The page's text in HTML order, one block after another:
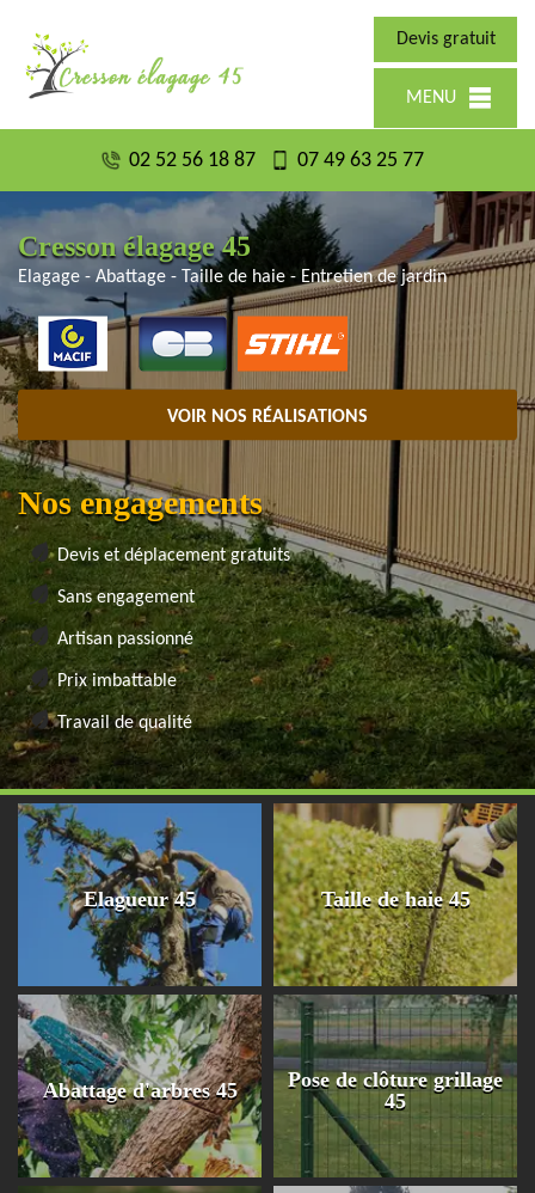
Devis gratuit
MENU
02 52 56 18 87 07 49 63 25 77
Cresson élagage 45
Elagage - Abattage - Taille de haie - Entretien de jardin
VOIR NOS RÉALISATIONS
Nos engagements
Devis et déplacement gratuits
Sans engagement
Artisan passionné
Prix imbattable
Travail de qualité
Elagueur 45 Taille de haie 45
Abattage d'arbres 45
Pose de clôture grillage
45